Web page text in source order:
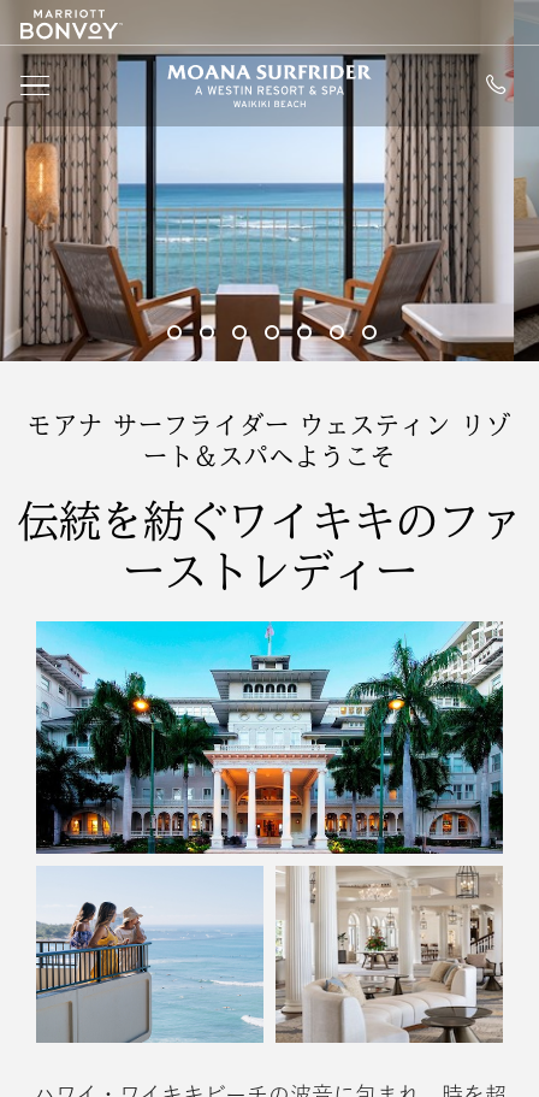
SKIP TO MAIN CONTENT
Moana
Marriott
Logo
MENU
2 of 72 of 72 of 72 of 72 of 72 of 72 of 7
モアナ サーフライダー ウェスティン リゾ
ート＆スパへようこそ
伝統を紡ぐワイキキのファ
ーストレディー